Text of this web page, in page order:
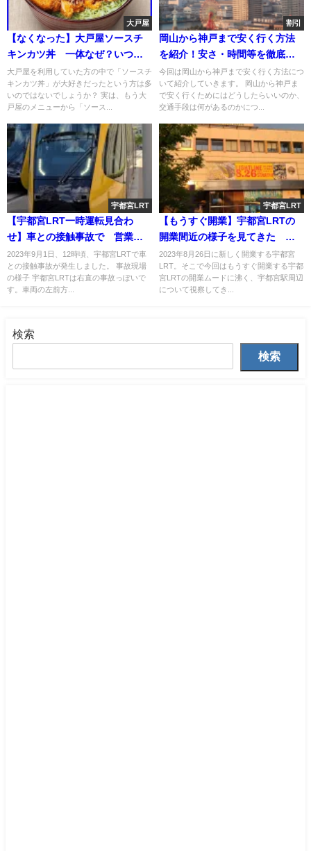
大戸屋
【なくなった】大戸屋ソースチ
キンカツ丼 一体なぜ？いつか
ら？
大戸屋を利用していた方の中で「ソースチ
キンカツ丼」が大好きだったという方は多
いのではないでしょうか？ 実は、もう大
戸屋のメニューから「ソース...
割引
岡山から神戸まで安く行く方法
を紹介！安さ・時間等を徹底比
較！
今回は岡山から神戸まで安く行く方法につ
いて紹介していきます。 岡山から神戸ま
で安く行くためにはどうしたらいいのか、
交通手段は何があるのかにつ...
宇都宮LRT
【宇都宮LRT一時運転見合わ
せ】車との接触事故で 営業運
転後初 清原市民センター前で
2023年9月1日、12時頃、宇都宮LRTで車
との接触事故が発生しました。 事故現場
の様子 宇都宮LRTは右直の事故っぽいで
す。車両の左前方...
宇都宮LRT
【もうすぐ開業】宇都宮LRTの
開業間近の様子を見てきた 駅
前にも変化が
2023年8月26日に新しく開業する宇都宮
LRT。そこで今回はもうすぐ開業する宇都
宮LRTの開業ムードに沸く、宇都宮駅周辺
について視察してき...
検索
検索